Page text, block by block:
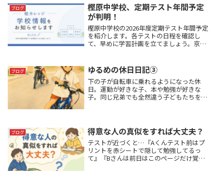
ブログ
樫原中学校、定期テスト年間予定
が判明！
樫原中学校の2026年度定期テスト年間予定
を紹介します。各テストの日程を確認し
て、早めに学習計画を立てましょう。京都
ブログ ゆるめの休日日記➂
下の子が自転車に乗れるようになった休
日。運動が好きな子、本や勉強が好きな
子。同じ兄弟でも全然違う子どもたちを見
ブログ 得意な人の真似をすれば大丈夫？
テストが近づくと…『Aくんテスト前はプ
リントを赤シートで隠して勉強してるっ
て』『Bさんは前日はこのページだけ覚え